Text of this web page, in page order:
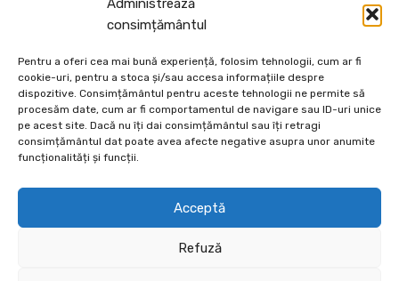
Administrează
consimțământul
Pentru a oferi cea mai bună experiență, folosim tehnologii, cum ar fi
cookie-uri, pentru a stoca și/sau accesa informațiile despre
dispozitive. Consimțământul pentru aceste tehnologii ne permite să
procesăm date, cum ar fi comportamentul de navigare sau ID-uri unice
pe acest site. Dacă nu îți dai consimțământul sau îți retragi
consimțământul dat poate avea afecte negative asupra unor anumite
funcționalități și funcții.
Acceptă
Refuză
Depozit En-Gross și En-Detail
Piatră Decorativă și Plante Ornamentale
Preturi accesibile, calitate si diversitate.
DE 70, vis-a-vis de Termo Ișalnița, Craiova, Dolj, Romania
+40760973126